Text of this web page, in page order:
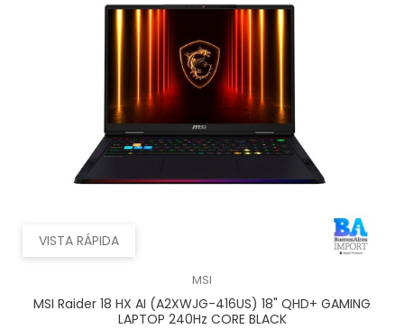
VISTA RÁPIDA
MSI
MSI Raider 18 HX AI (A2XWJG-416US) 18" QHD+ GAMING
LAPTOP 240Hz CORE BLACK